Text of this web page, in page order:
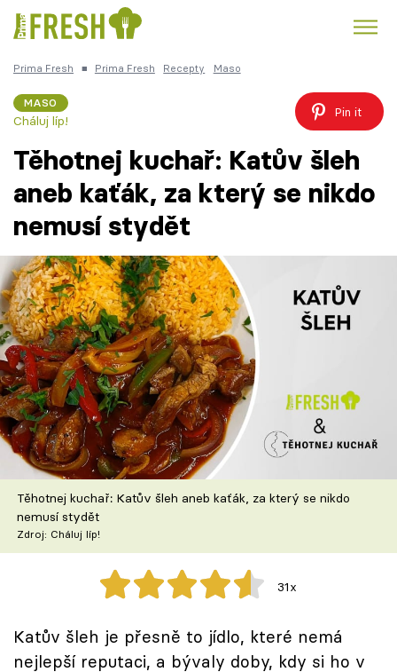
Česká kuchyně
Témata
Recepty
Články
TV Program
Škola vaření
Recepty z TV
Speciál: Cuketa
Těhotnej kuchař
Sledujte prima+
Přihlášení
Prima Fresh ■ Prima Fresh Recepty Maso
MASO
Cháluj líp!
Pin it
Těhotnej kuchař: Katův šleh
aneb kaťák, za který se nikdo
nemusí stydět
Těhotnej kuchař: Katův šleh aneb kaťák, za který se nikdo
nemusí stydět
Zdroj: Cháluj líp!
31x
Katův šleh je přesně to jídlo, které nemá
nejlepší reputaci, a bývaly doby, kdy si ho v